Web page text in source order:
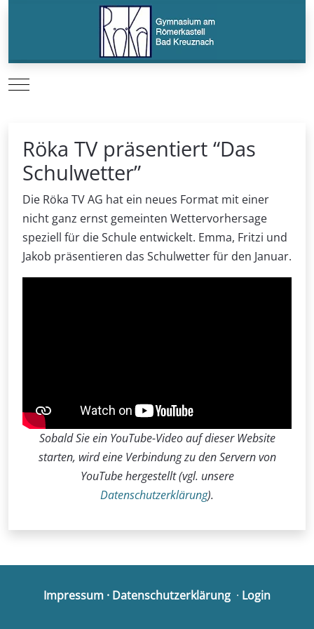
Mobile Menu Toggle
Röka TV präsentiert “Das
Schulwetter”
Die Röka TV AG hat ein neues Format mit einer
nicht ganz ernst gemeinten Wettervorhersage
speziell für die Schule entwickelt. Emma, Fritzi und
Jakob präsentieren das Schulwetter für den Januar.
Sobald Sie ein YouTube-Video auf dieser Website
starten, wird eine Verbindung zu den Servern von
YouTube hergestellt (vgl. unsere
Datenschutzerklärung).
Impressum · Datenschutzerklärung · Login